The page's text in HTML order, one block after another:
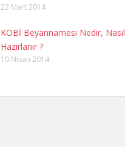
22 Mart 2014
KOBİ Beyannamesi Nedir, Nasıl
Hazırlanır ?
10 Nisan 2014